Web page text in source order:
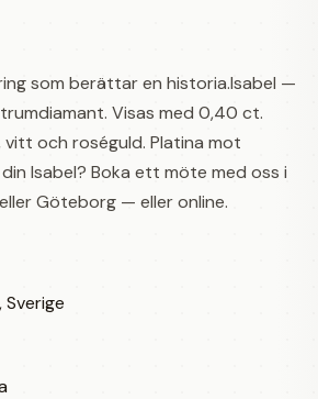
som berättar en historia.Isabel —
Visas med 0,40 ct.
vitt och roséguld. Platina mot
Isabel? Boka ett möte med oss i
Göteborg — eller online.
Sverige